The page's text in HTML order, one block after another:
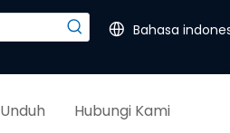
Bahasa
Unduh Hubungi Kami